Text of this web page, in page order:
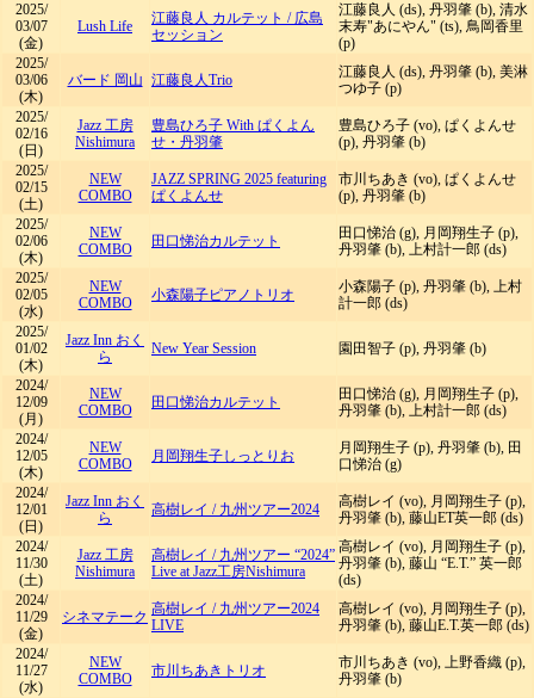
2025/
03/07
(金)
Lush Life 江藤良人 カルテット / 広島
セッション
江藤良人 (ds), 丹羽肇 (b), 清水
末寿"あにやん" (ts), 鳥岡香里
(p)
2025/
03/06
(木)
バード 岡山 江藤良人Trio
江藤良人 (ds), 丹羽肇 (b), 美淋
つゆ子 (p)
2025/
02/16
(日)
Jazz 工房
Nishimura
豊島ひろ子 With ぱくよん
せ・丹羽肇
豊島ひろ子 (vo), ぱくよんせ
(p), 丹羽肇 (b)
2025/
02/15
(土)
NEW
COMBO
JAZZ SPRING 2025 featuring
ぱくよんせ
市川ちあき (vo), ぱくよんせ
(p), 丹羽肇 (b)
2025/
02/06
(木)
NEW
COMBO
田口悌治カルテット
田口悌治 (g), 月岡翔生子 (p),
丹羽肇 (b), 上村計一郎 (ds)
2025/
02/05
(水)
NEW
COMBO
小森陽子ピアノトリオ
小森陽子 (p), 丹羽肇 (b), 上村
計一郎 (ds)
2025/
01/02
(木)
Jazz Inn おく
ら
New Year Session 園田智子 (p), 丹羽肇 (b)
2024/
12/09
(月)
NEW
COMBO
田口悌治カルテット
田口悌治 (g), 月岡翔生子 (p),
丹羽肇 (b), 上村計一郎 (ds)
2024/
12/05
(木)
NEW
COMBO
月岡翔生子しっとりお
月岡翔生子 (p), 丹羽肇 (b), 田
口悌治 (g)
2024/
12/01
(日)
Jazz Inn おく
ら
高樹レイ / 九州ツアー2024
高樹レイ (vo), 月岡翔生子 (p),
丹羽肇 (b), 藤山ET英一郎 (ds)
2024/
11/30
(土)
Jazz 工房
Nishimura
高樹レイ / 九州ツアー “2024”
Live at Jazz工房Nishimura
高樹レイ (vo), 月岡翔生子 (p),
丹羽肇 (b), 藤山 “E.T.” 英一郎
(ds)
2024/
11/29
(金)
シネマテーク 高樹レイ / 九州ツアー2024
LIVE
高樹レイ (vo), 月岡翔生子 (p),
丹羽肇 (b), 藤山E.T.英一郎 (ds)
2024/
11/27
(水)
NEW
COMBO
市川ちあきトリオ
市川ちあき (vo), 上野香織 (p),
丹羽肇 (b)